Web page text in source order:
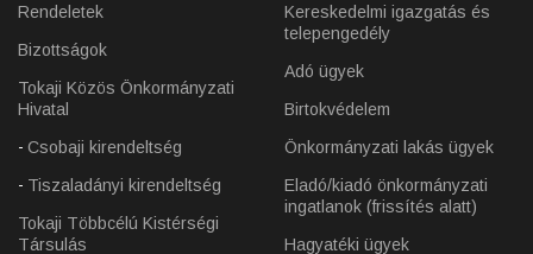
Rendeletek
Bizottságok
Tokaji Közös Önkormányzati
Hivatal
Csobaji kirendeltség
Tiszaladányi kirendeltség
Tokaji Többcélú Kistérségi
Társulás
Kereskedelmi igazgatás és
telepengedély
Adó ügyek
Birtokvédelem
Önkormányzati lakás ügyek
Eladó/kiadó önkormányzati
ingatlanok (frissítés alatt)
Hagyatéki ügyek